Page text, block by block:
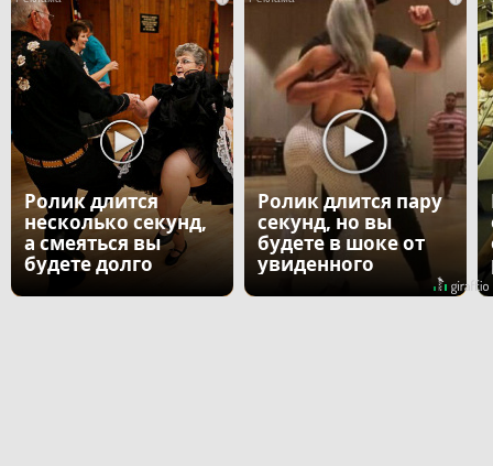
Ролик длится
несколько секунд,
а смеяться вы
будете долго
Ролик длится пару
секунд, но вы
будете в шоке от
увиденного